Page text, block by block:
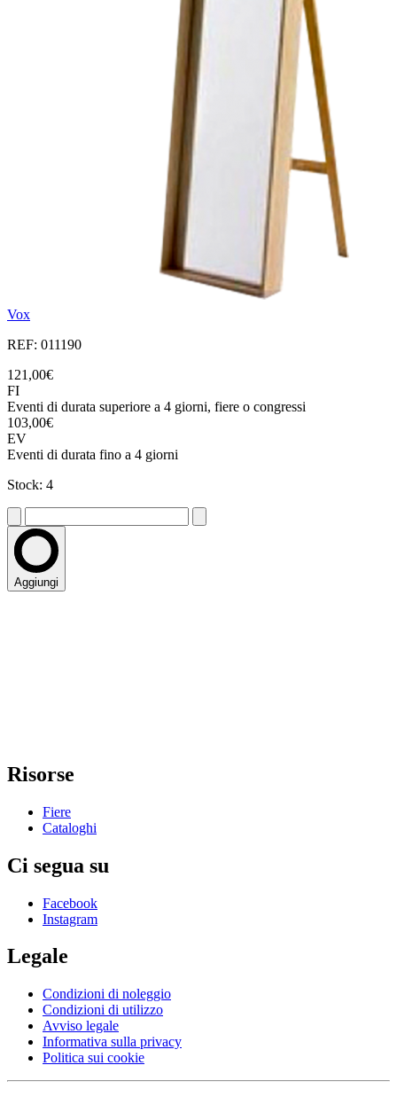
Vox
REF: 011190
121,00€
FI
Eventi di durata superiore a 4 giorni, fiere o congressi
103,00€
EV
Eventi di durata fino a 4 giorni
Stock: 4
Aggiungi
Risorse
Fiere
Cataloghi
Ci segua su
Facebook
Instagram
Legale
Condizioni di noleggio
Condizioni di utilizzo
Avviso legale
Informativa sulla privacy
Politica sui cookie